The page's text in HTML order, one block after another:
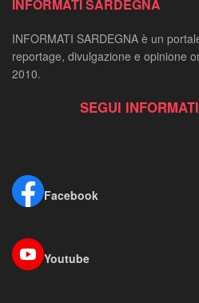
INFORMATI SARDEGNA
INFORMATI SARDEGNA è un
reportage, divulgazione e opinione
2010.
SEGUI
Facebook
Youtube